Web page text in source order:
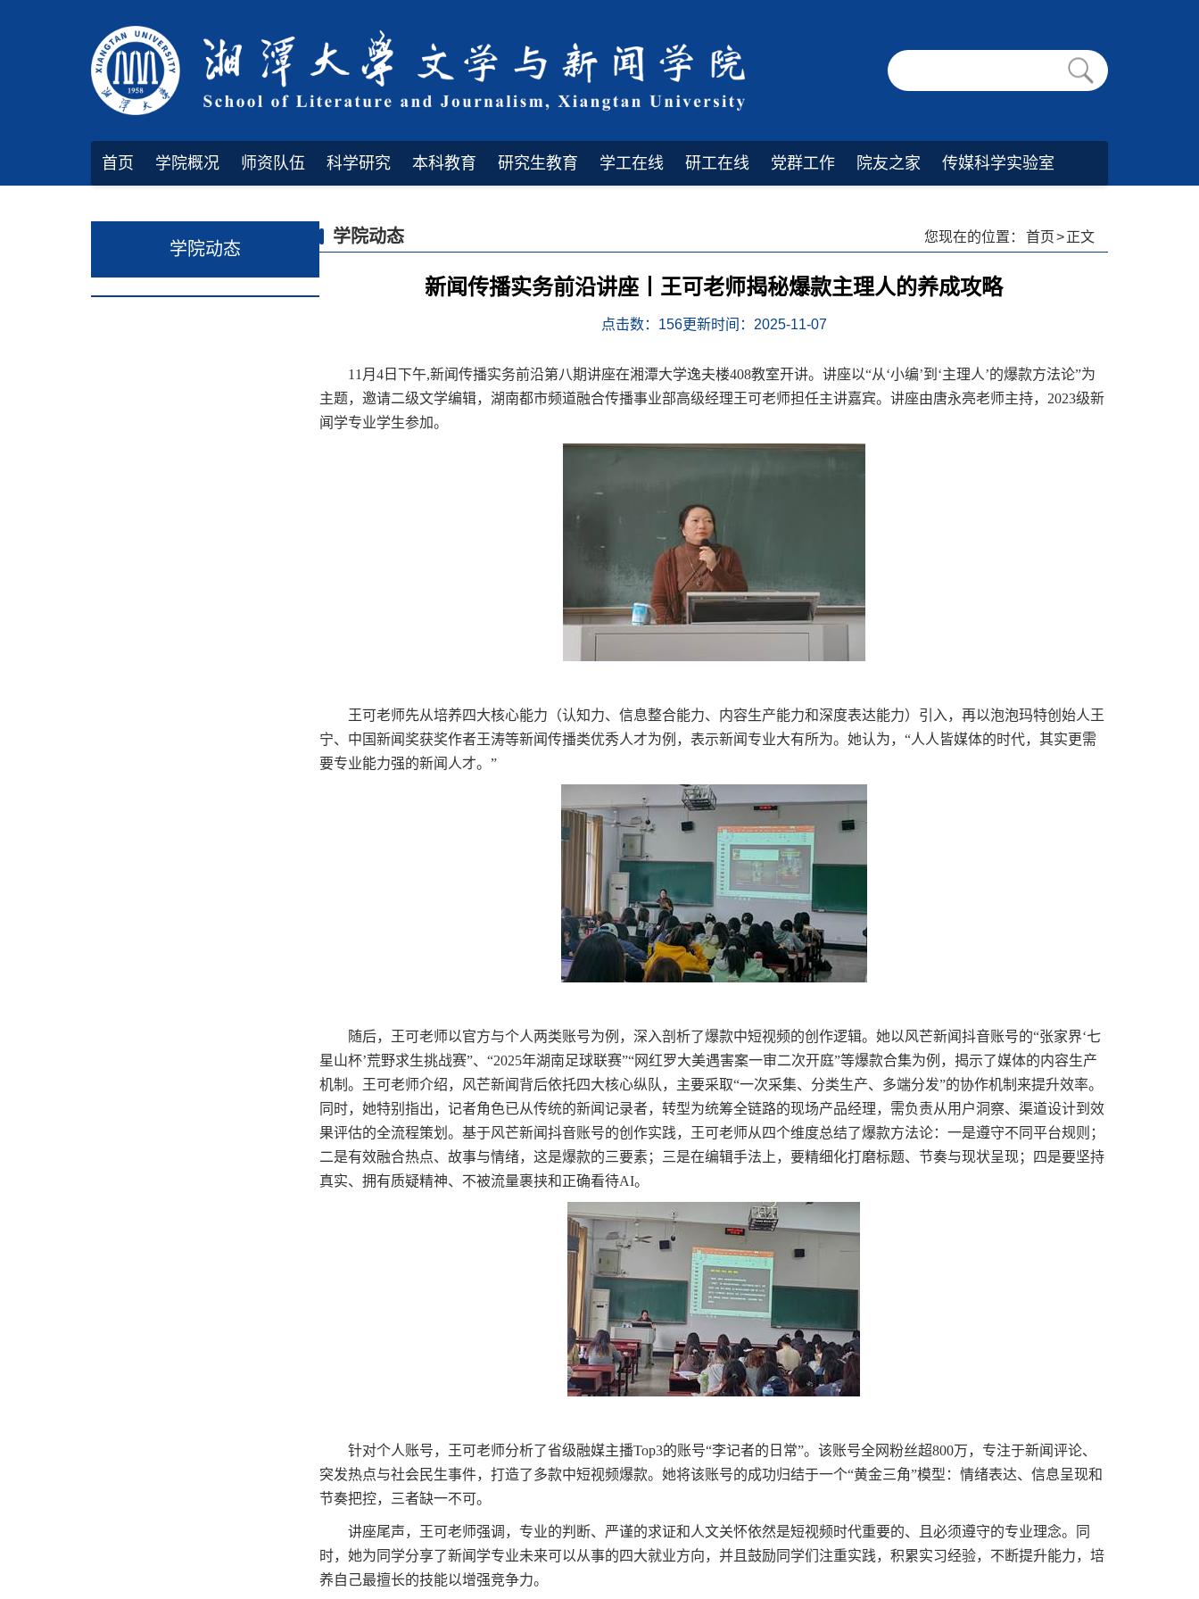
首页 学院概况 师资队伍 科学研究 本科教育 研究生教育 学工在线 研工在线 党群工作 院友之家 传媒科学实验室
学院动态
学院动态 您现在的位置： 首页>正文
新闻传播实务前沿讲座丨王可老师揭秘爆款主理人的养成攻略
点击数： 156更新时间：2025-11-07
11月4日下午,新闻传播实务前沿第八期讲座在湘潭大学逸夫楼408教室开讲。讲座以“从‘小编’到‘主理人’的爆款方法论”为
主题，邀请二级文学编辑，湖南都市频道融合传播事业部高级经理王可老师担任主讲嘉宾。讲座由唐永亮老师主持，2023级新
闻学专业学生参加。
王可老师先从培养四大核心能力（认知力、信息整合能力、内容生产能力和深度表达能力）引入，再以泡泡玛特创始人王
宁、中国新闻奖获奖作者王涛等新闻传播类优秀人才为例，表示新闻专业大有所为。她认为，“人人皆媒体的时代，其实更需
要专业能力强的新闻人才。”
随后，王可老师以官方与个人两类账号为例，深入剖析了爆款中短视频的创作逻辑。她以风芒新闻抖音账号的“张家界‘七
星山杯’荒野求生挑战赛”、“2025年湖南足球联赛”“网红罗大美遇害案一审二次开庭”等爆款合集为例，揭示了媒体的内容生产
机制。王可老师介绍，风芒新闻背后依托四大核心纵队，主要采取“一次采集、分类生产、多端分发”的协作机制来提升效率。
同时，她特别指出，记者角色已从传统的新闻记录者，转型为统筹全链路的现场产品经理，需负责从用户洞察、渠道设计到效
果评估的全流程策划。基于风芒新闻抖音账号的创作实践，王可老师从四个维度总结了爆款方法论：一是遵守不同平台规则；
二是有效融合热点、故事与情绪，这是爆款的三要素；三是在编辑手法上，要精细化打磨标题、节奏与现状呈现；四是要坚持
真实、拥有质疑精神、不被流量裹挟和正确看待AI。
针对个人账号，王可老师分析了省级融媒主播Top3的账号“李记者的日常”。该账号全网粉丝超800万，专注于新闻评论、
突发热点与社会民生事件，打造了多款中短视频爆款。她将该账号的成功归结于一个“黄金三角”模型：情绪表达、信息呈现和
节奏把控，三者缺一不可。
讲座尾声，王可老师强调，专业的判断、严谨的求证和人文关怀依然是短视频时代重要的、且必须遵守的专业理念。同
时，她为同学分享了新闻学专业未来可以从事的四大就业方向，并且鼓励同学们注重实践，积累实习经验，不断提升能力，培
养自己最擅长的技能以增强竞争力。